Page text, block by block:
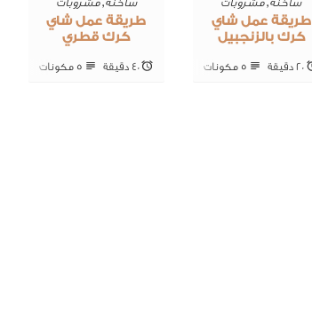
طريقة عمل شاي
كرك بالزنجبيل
20 ‎دقيقة 5 ‎مكونات
طريقة عمل شاي
كرك قطري
40 ‎دقيقة 5 ‎مكونات